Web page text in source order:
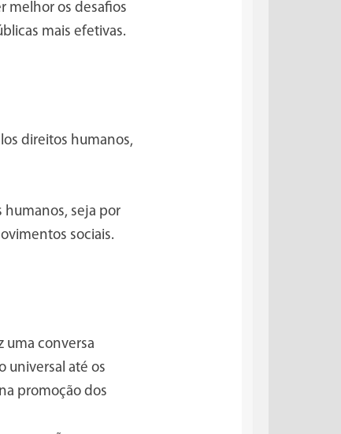
melhor os desafios
mais efetivas.
direitos humanos,
humanos, seja por
sociais.
uma conversa
universal até os
promoção dos